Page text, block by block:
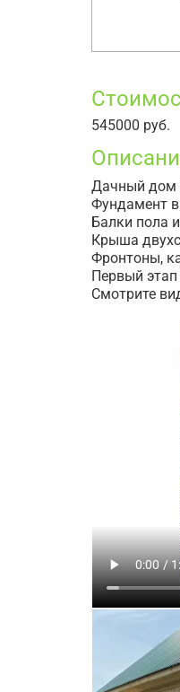
545000 руб.
Дачный дом
Фундамент
Балки пола
Крыша
Фронтоны,
Первый
Смотрите